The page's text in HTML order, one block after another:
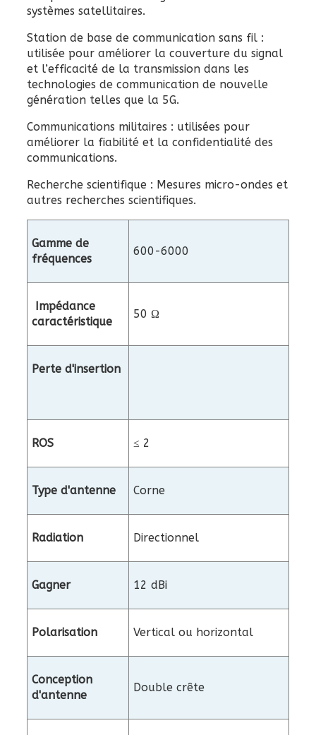
systèmes satellitaires.
Station de base de communication sans fil :
utilisée pour améliorer la couverture du signal
et l’efficacité de la transmission dans les
technologies de communication de nouvelle
génération telles que la 5G.
Communications militaires : utilisées pour
améliorer la fiabilité et la confidentialité des
communications.
Recherche scientifique : Mesures micro-ondes et
autres recherches scientifiques.
Gamme de
fréquences
600-6000
Impédance
caractéristique
50 Ω
Perte d'insertion
ROS ≤ 2
Type d'antenne Corne
Radiation Directionnel
Gagner 12 dBi
Polarisation Vertical ou horizontal
Conception
d'antenne
Double crête